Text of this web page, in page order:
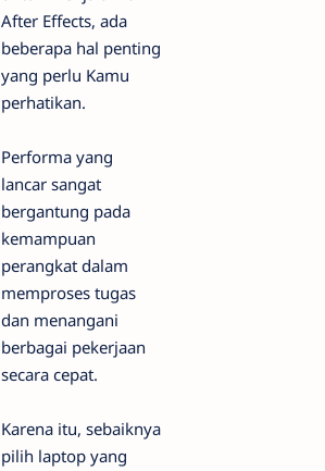
After Effects, ada
beberapa hal penting
yang perlu Kamu
perhatikan.
Performa yang
lancar sangat
bergantung pada
kemampuan
perangkat dalam
memproses tugas
dan menangani
berbagai pekerjaan
secara cepat.
Karena itu, sebaiknya
pilih laptop yang